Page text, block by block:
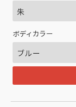
ボディカラー